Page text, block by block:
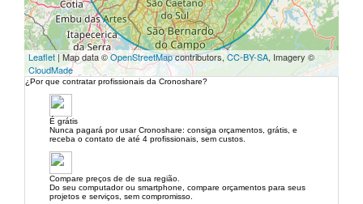
Leaflet| Map data ©OpenStreetMapcontributors, CC-BY-SA, Imagery ©
CloudMade
¿Por que contratar profissionais da Cronoshare?
É grátis
Nunca pagará por usar Cronoshare: consiga orçamentos, grátis, e
receba o contato de até 4 profissionais, sem custos.
Compare preços de de sua região.
Do seu computador ou smartphone, compare orçamentos para seus
projetos e serviços, sem compromisso.